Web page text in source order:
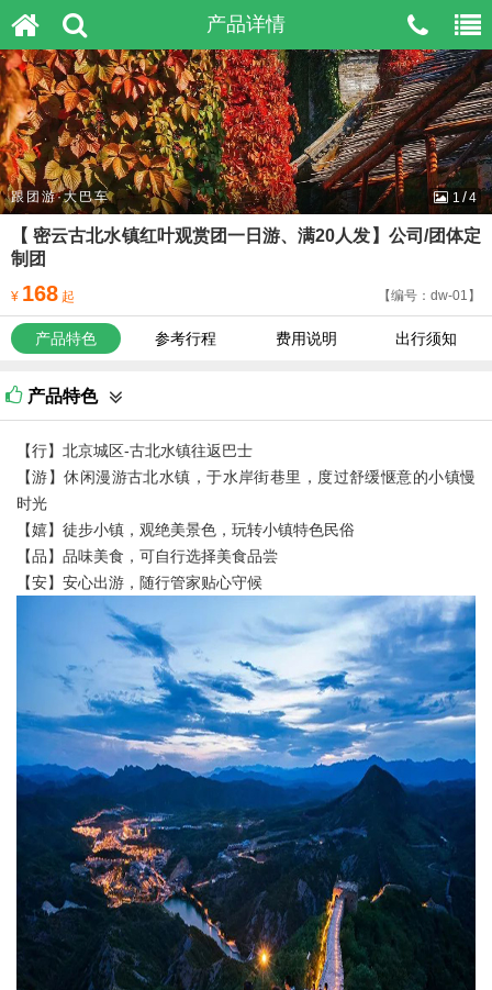
产品详情
1 /4
跟团游·大巴车
【 密云古北水镇红叶观赏团一日游、满20人发】公司/团体定
制团
¥ 168 起 【编号：dw-01】
产品特色 参考行程 费用说明 出行须知
产品特色
【行】北京城区-古北水镇往返巴士
【游】休闲漫游古北水镇，于水岸街巷里，度过舒缓惬意的小镇慢
时光
【嬉】徒步小镇，观绝美景色，玩转小镇特色民俗
【品】品味美食，可自行选择美食品尝
【安】安心出游，随行管家贴心守候